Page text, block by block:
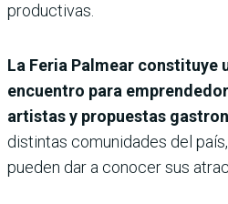
productivas.
La Feria Palmear constituye
encuentro para
artistas y propuestas
distintas comunidades del
pueden dar a conocer sus